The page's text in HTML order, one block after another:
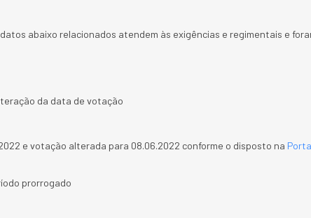
abaixo relacionados atendem às exigências e regimentais e
da data de votação
e votação alterada para 08.06.2022 conforme o disposto na
prorrogado